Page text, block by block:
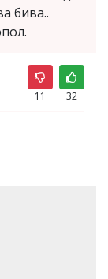
бива..
11 32